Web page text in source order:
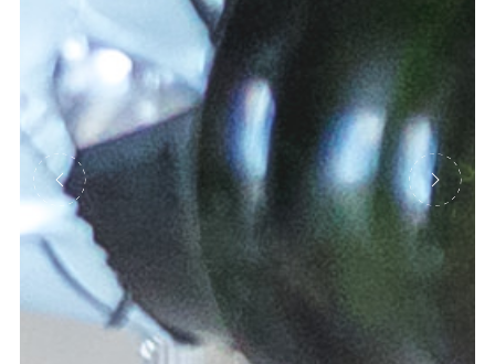
Précédent Suivant